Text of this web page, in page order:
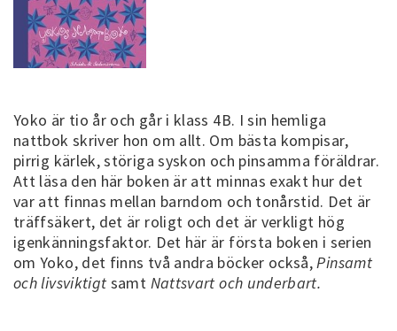
Yoko är tio år och går i klass 4B. I sin hemliga
nattbok skriver hon om allt. Om bästa kompisar,
pirrig kärlek, störiga syskon och pinsamma föräldrar.
Att läsa den här boken är att minnas exakt hur det
var att finnas mellan barndom och tonårstid. Det är
träffsäkert, det är roligt och det är verkligt hög
igenkänningsfaktor. Det här är första boken i serien
om Yoko, det finns två andra böcker också, Pinsamt
och livsviktigt samt Nattsvart och underbart.